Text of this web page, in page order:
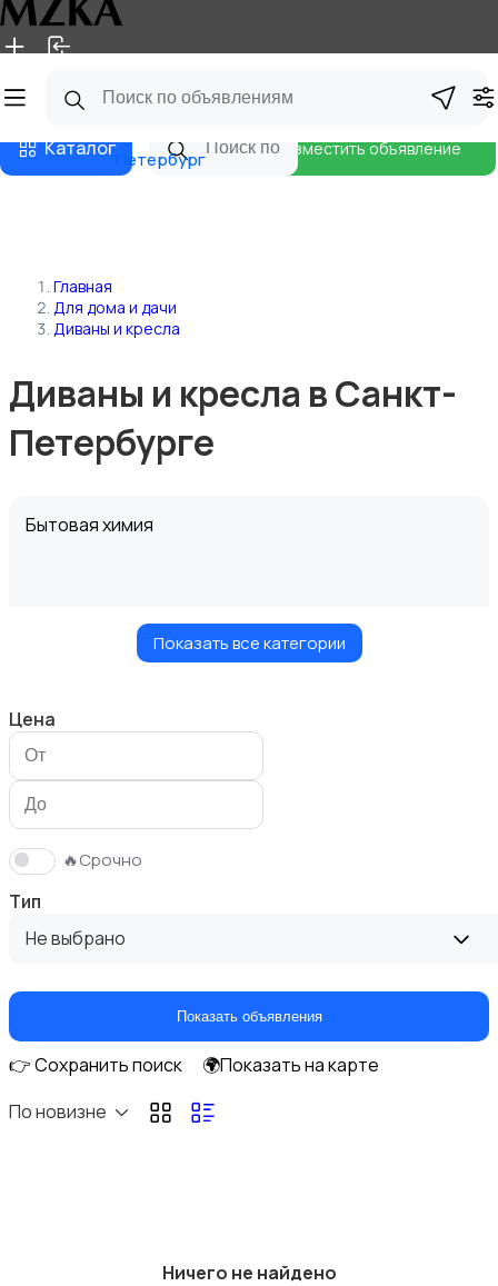
Главная Магазины
КаталогПетербург
Разместить объявление
Главная
Для дома и дачи
Диваны и кресла
Диваны и кресла в Санкт-
Петербурге
Бытовая химия
Кровати и матрасы
Кухонные гарнитуры
Показать все категории
Цена
🔥Срочно
Тип
Не выбрано
Показать объявления
👉 Сохранить поиск
🌍Показать на карте
По новизне
Ничего не найдено